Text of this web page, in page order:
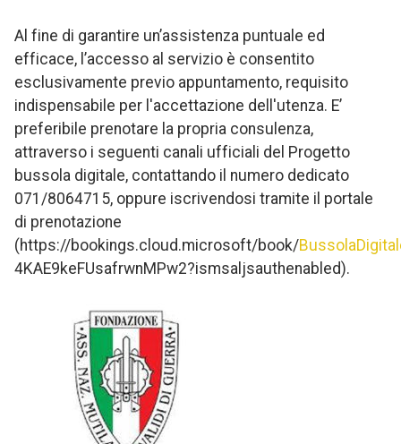
Al fine di garantire un’assistenza puntuale ed
efficace, l’accesso al servizio è consentito
esclusivamente previo appuntamento, requisito
indispensabile per l'accettazione dell'utenza. E’
preferibile prenotare la propria consulenza,
attraverso i seguenti canali ufficiali del Progetto
bussola digitale, contattando il numero dedicato
071/8064715, oppure iscrivendosi tramite il portale
di prenotazione
(https://bookings.cloud.microsoft/book/
4KAE9keFUsafrwnMPw2?ismsaljsauthenabled).